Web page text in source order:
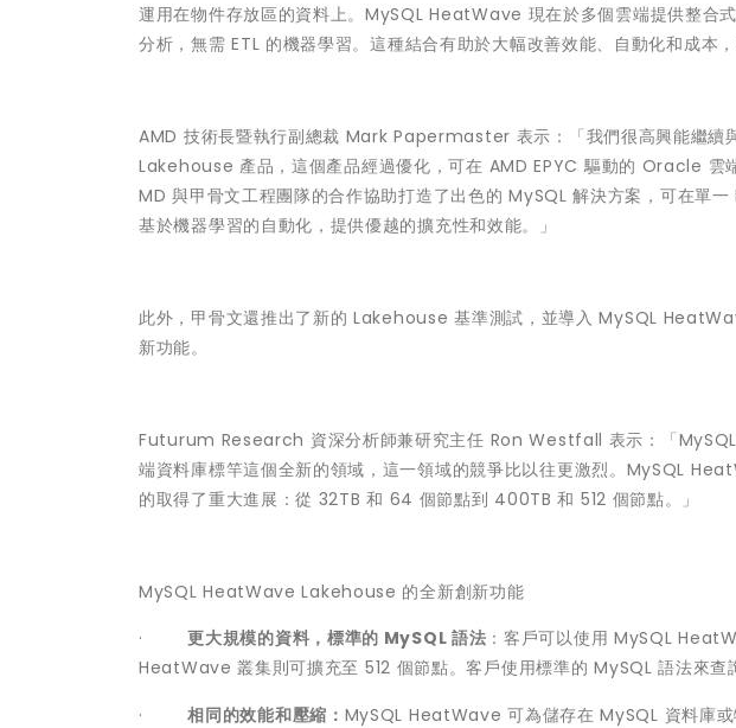
運用在物件存放區的資料上。MySQL HeatWave 現在於多個雲端提供整合
分析，無需 ETL 的機器學習。這種結合有助於大幅改善效能、自動化和成本
AMD 技術長暨執行副總裁 Mark Papermaster 表示：「我們很高興能繼
Lakehouse 產品，這個產品經過優化，可在 AMD EPYC 驅動的 Oracle 雲
MD 與甲骨文工程團隊的合作協助打造了出色的 MySQL 解決方案，可在單
基於機器學習的自動化，提供優越的擴充性和效能。」
此外，甲骨文還推出了新的 Lakehouse 基準測試，並導入 MySQL
新功能。
Futurum Research 資深分析師兼研究主任 Ron Westfall 表示：「
端資料庫標竿這個全新的領域，這一領域的競爭比以往更激烈。MySQL
的取得了重大進展：從 32TB 和 64 個節點到 400TB 和 512 個節點。」
MySQL HeatWave Lakehouse 的全新創新功能
·更大規模的資料，標準的 MySQL 語法 ：客戶可以使用 MySQL
HeatWave 叢集則可擴充至 512 個節點。客戶使用標準的 MySQL 語法來查
·相同的效能和壓縮： MySQL HeatWave 可為儲存在 MySQL 資料庫